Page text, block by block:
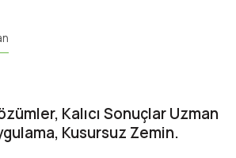
Kalıcı Sonuçlar Uzman
Kusursuz Zemin.